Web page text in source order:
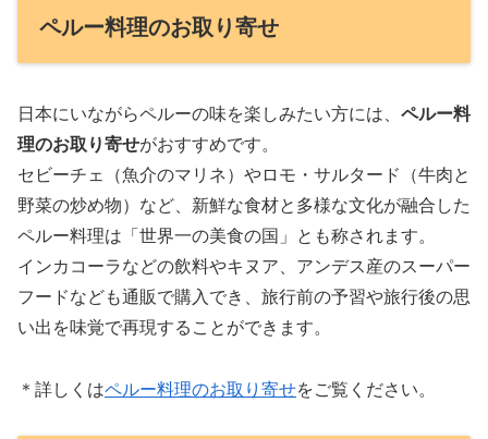
ペルー料理のお取り寄せ
日本にいながらペルーの味を楽しみたい方には、 ペルー料
理のお取り寄せがおすすめです。
セビーチェ（魚介のマリネ）やロモ・サルタード（牛肉と
野菜の炒め物）など、新鮮な食材と多様な文化が融合した
ペルー料理は「世界一の美食の国」とも称されます。
インカコーラなどの飲料やキヌア、アンデス産のスーパー
フードなども通販で購入でき、旅行前の予習や旅行後の思
い出を味覚で再現することができます。
＊詳しくはペルー料理のお取り寄せをご覧ください。